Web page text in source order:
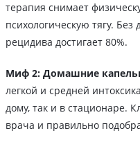
терапия снимает
психологическую тягу.
рецидива достигает 80%.
Миф 2: Домашние
легкой и средней
дому, так и в стационаре.
врача и правильно